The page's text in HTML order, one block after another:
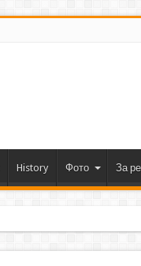
History Фото За